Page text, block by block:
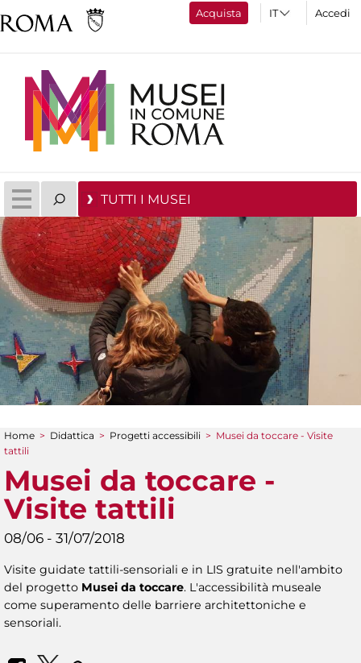
Acquista Accedi
TUTTI I MUSEI
Tu sei qui
Home > Didattica > Progetti accessibili > Musei da toccare - Visite
tattili
Musei da toccare -
Visite tattili
08/06 - 31/07/2018
Visite guidate tattili-sensoriali e in LIS gratuite nell'ambito
del progetto Musei da toccare. L'accessibilità museale
come superamento delle barriere architettoniche e
sensoriali.